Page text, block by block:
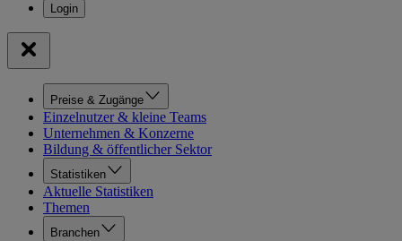
Preise & Zugänge
Einzelnutzer & kleine Teams
Unternehmen & Konzerne
Bildung & öffentlicher Sektor
Statistiken
Aktuelle Statistiken
Themen
Branchen